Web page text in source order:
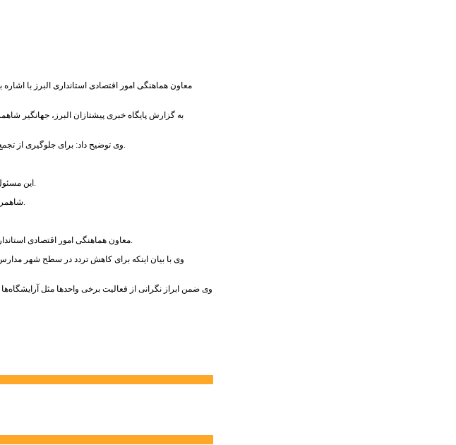
معاون هماهنگی امور اقتصادی استانداری البرز با
به گزارش پایگاه خبری پیشتازان البرز، جهانگیر
وی توضیح داد: برای جلوگیری از تجمع مردم در مراکز مختلف، برپایی تمام نمایشگاه‌های بهاره استان لغو شده و تا اطلاع ثانوی اجازه فعالیت روز بازارها و دستفروشان را نخواهیم داد.
این مسئول تاکید کرد: در کوتاه ترین زمان ممکن مشکل کمبود ژل ضد عفونی کنند، ماسک و الکل بهداشتی در استان حل می‌شود و جای نگرانی وجود ندارد.
شاهمرادی تاکید کرد: مردم باید باور کنند شرایط موجود عادی نیست و باید برای حفظ سلامت خود و خانواده هم که شده به توصیه‌های بهداشتی عمل کنند.
معاون هماهنگی امور اقتصادی استانداری البرز گفت: اگر هم خانواده‌ها تصمیم به خرید آجیل گرفتند، لااقل قبل از مصرف باید چند ثانیه‌ای آن را در مایکروفر قرار داده و بعد مصرف کنند.
وی با بیان اینکه برای کاهش تردد در سطح شهر مدارس
وی ضمن ابراز نگرانی از فعالیت برخی واحدها مثل